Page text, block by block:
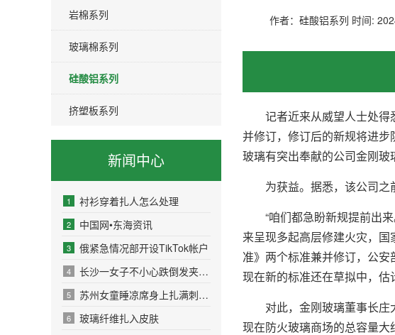
岩棉系列
玻璃棉系列
硅酸铝系列
挤塑板系列
新闻中心
1 衬衫穿着扎人怎么处理
2 中国网•东海资讯
3 俄紧急情况部开设TikTok帐户
4 长沙一女子不小心跌倒发夹刺进头皮！
5 苏州女童睡凉席身上扎满刺 皮肤扎刺如何紧急处理？
6 玻璃纤维扎入皮肤
作者： 硅酸铝系列 时间:
记者近来从威望人士处得
并修订，修订后的新规将进
玻璃有突出奉献的公司金刚玻
为获益。据悉，该公司之前
“咱们都急盼新规提前出来
来呈现多起高层修建火灾，
准》两个标准兼并修订，公
现在新的标准还在草拟中，估
对此，金刚玻璃董事长庄大
现在防火玻璃商场的总容量